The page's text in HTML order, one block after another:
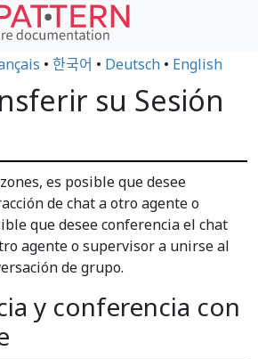
• 한국어 • Deutsch • English
su Sesión
es posible que desee
de chat a otro agente o
que desee conferencia el chat
agente o supervisor a unirse al
de grupo.
y conferencia con